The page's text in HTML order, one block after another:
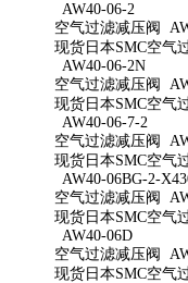
AW40-06-2
空气过滤减压阀
现货日本SMC空气
AW40-06-2N
空气过滤减压阀
现货日本SMC空气
AW40-06-7-2
空气过滤减压阀
现货日本SMC空气
AW40-06BG-2-
空气过滤减压阀
现货日本SMC空气
AW40-06D
空气过滤减压阀
现货日本SMC空气